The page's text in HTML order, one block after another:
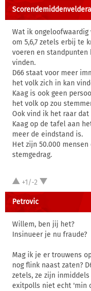
Wat ik ongeloofwaardig
om 5,6,7 zetels erbij te
voeren en standpunten
vinden.
D66 staat voor meer
het volk zich in kan
Kaag is ook geen
het volk op zou
Ook vind ik het raar
Kaag op de tafel aan
meer de eindstand is.
Het zijn 50.000
stemgedrag.
+1/-2
Petrovic
Willem, ben jij het?
Insinueer je nu fraude?
Mag ik je er trouwens
nog flink naast zaten?
zetels, ze zijn
exitpolls niet echt 'min